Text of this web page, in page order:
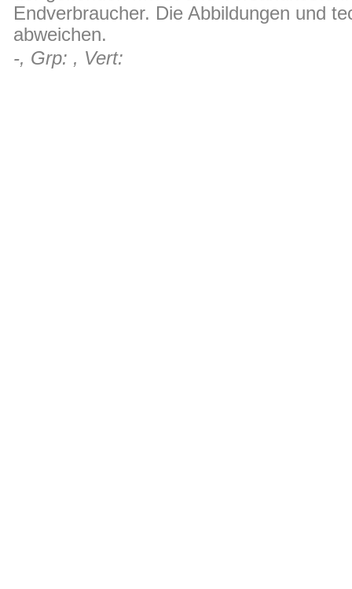
Endverbraucher. Die Abbildungen und
abweichen.
-, Grp: , Vert: